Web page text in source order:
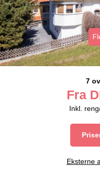
7
Fra
Inkl.
Eksterne